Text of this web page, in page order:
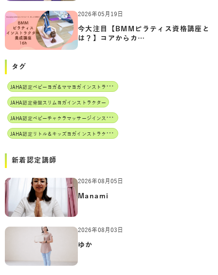
2026年05月19日
今大注目【BMMピラティス資格講座と
は？】コアからカ…
タグ
J
AHA認定ベビーヨガ＆ママヨガインストラクター
JAHA認定骨盤スリムヨガインストラクター
J
AHA認定ベビーチャクラマッサージインストラクター
J
AHA認定リトル＆キッズヨガインストラクター
新着認定講師
2026年08月05日
Manami
2026年08月03日
ゆか